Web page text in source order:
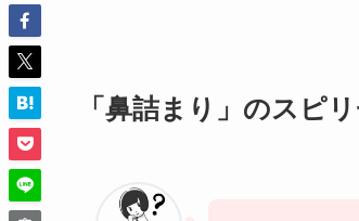
「鼻詰まり」のスピ